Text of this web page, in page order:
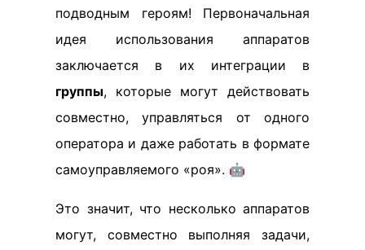
подводным героям! Первоначальная
идея использования аппаратов
заключается в их интеграции в
группы, которые могут действовать
совместно, управляться от одного
оператора и даже работать в формате
самоуправляемого «роя». 🤖
Это значит, что несколько аппаратов
могут, совместно выполняя задачи,